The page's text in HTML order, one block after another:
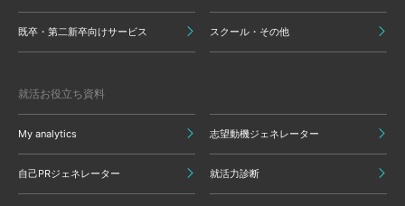
既卒・第二新卒向けサービス スクール・その他
就活お役立ち資料
My analytics 志望動機ジェネレーター
自己PRジェネレーター 就活力診断